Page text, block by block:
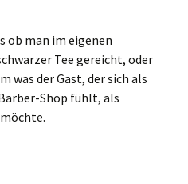
ob man im eigenen
Tee gereicht, oder
was der Gast, der sich als
Shop fühlt, als